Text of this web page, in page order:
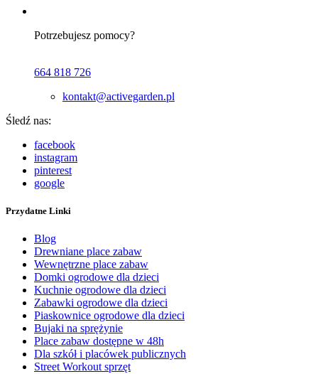
Potrzebujesz pomocy?
664 818 726
kontakt@activegarden.pl
Śledź nas:
facebook
instagram
pinterest
google
Przydatne Linki
Blog
Drewniane place zabaw
Wewnętrzne place zabaw
Domki ogrodowe dla dzieci
Kuchnie ogrodowe dla dzieci
Zabawki ogrodowe dla dzieci
Piaskownice ogrodowe dla dzieci
Bujaki na sprężynie
Place zabaw dostępne w 48h
Dla szkół i placówek publicznych
Street Workout sprzęt